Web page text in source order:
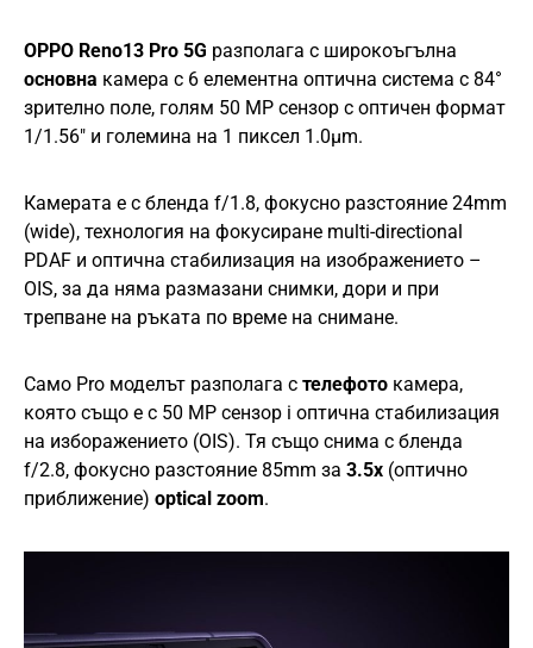
OPPO Reno13 Pro 5G разполага с широкоъгълна
основна камера с 6 елементна оптична система с 84°
зрително поле, голям 50 MP сензор с оптичен формат
1/1.56″ и големина на 1 пиксел 1.0µm.
Камерата е с бленда f/1.8, фокусно разстояние 24mm
(wide), технология на фокусиране multi-directional
PDAF и оптична стабилизация на изображението –
OIS, за да няма размазани снимки, дори и при
трепване на ръката по време на снимане.
Само Pro моделът разполага с телефото камера,
която също е с 50 MP сензор i оптична стабилизация
на изборажението (OIS). Тя също снима с бленда
f/2.8, фокусно разстояние 85mm за 3.5x (оптично
приближение) optical zoom.